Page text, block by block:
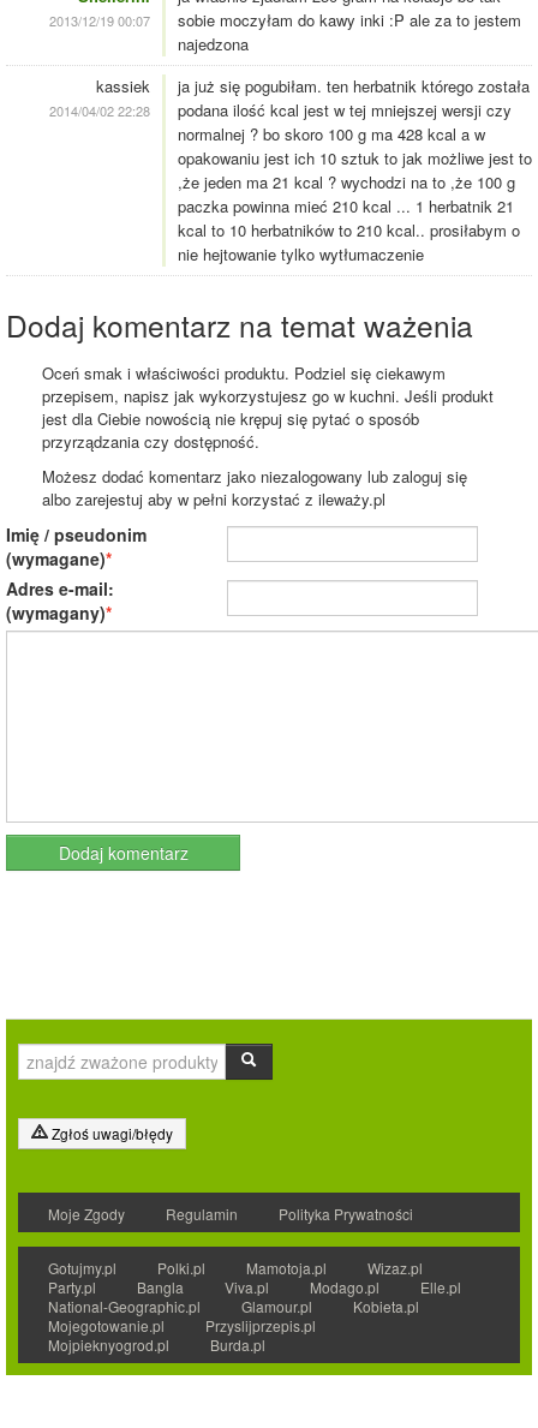
2013/12/19 00:07
sobie moczyłam do kawy inki :P ale za to jestem
najedzona
kassiek
2014/04/02 22:28
ja już się pogubiłam. ten herbatnik którego została
podana ilość kcal jest w tej mniejszej wersji czy
normalnej ? bo skoro 100 g ma 428 kcal a w
opakowaniu jest ich 10 sztuk to jak możliwe jest to
,że jeden ma 21 kcal ? wychodzi na to ,że 100 g
paczka powinna mieć 210 kcal ... 1 herbatnik 21
kcal to 10 herbatników to 210 kcal.. prosiłabym o
nie hejtowanie tylko wytłumaczenie
Dodaj komentarz na temat ważenia
Oceń smak i właściwości produktu. Podziel się ciekawym
przepisem, napisz jak wykorzystujesz go w kuchni. Jeśli produkt
jest dla Ciebie nowością nie krępuj się pytać o sposób
przyrządzania czy dostępność.
Możesz dodać komentarz jako niezalogowany lub zaloguj się
albo zarejestuj aby w pełni korzystać z ileważy.pl
Imię / pseudonim
(wymagane)
Adres e-mail:
(wymagany)
Zgłoś uwagi/błędy
Moje Zgody Regulamin Polityka Prywatności
Gotujmy.pl Polki.pl Mamotoja.pl
Wizaz.pl
Party.pl
Bangla Viva.pl Modago.pl
Elle.pl
National-Geographic.pl
Glamour.pl
Kobieta.pl
Mojegotowanie.pl
Przyslijprzepis.pl
Mojpieknyogrod.pl
Burda.pl